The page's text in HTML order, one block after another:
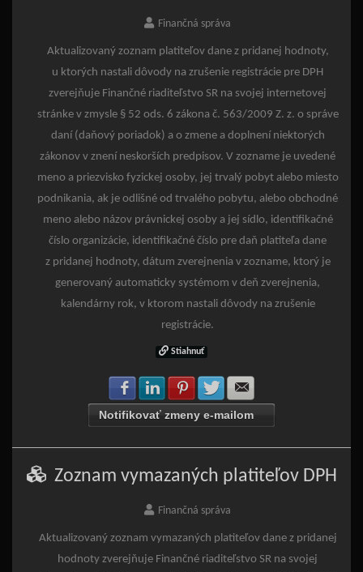
Finančná správa
Aktualizovaný zoznam platiteľov dane z pridanej hodnoty,
u ktorých nastali dôvody na zrušenie registrácie pre DPH
zverejňuje Finančné riaditeľstvo SR na svojej internetovej
stránke v zmysle § 52 ods. 6 zákona č. 563/2009 Z. z. o správe
daní (daňový poriadok) a o zmene a doplnení niektorých
zákonov v znení neskorších predpisov. V zozname je uvedené
meno a priezvisko fyzickej osoby, jej trvalý pobyt alebo miesto
podnikania, ak je odlišné od trvalého pobytu, alebo obchodné
meno alebo názov právnickej osoby a jej sídlo, identifikačné
číslo organizácie, identifikačné číslo pre daň platiteľa dane
z pridanej hodnoty, dátum zverejnenia v zozname, ktorý je
generovaný automaticky systémom v deň zverejnenia,
kalendárny rok, v ktorom nastali dôvody na zrušenie
registrácie.
Stiahnuť
Zdielať na Facebook
Zdielať na LinkedIn
Zdielať na Pinterest
Zdielať na Twitter
Notifikovať zmeny e-mailom
Zoznam vymazaných platiteľov DPH
Finančná správa
Aktualizovaný zoznam vymazaných platiteľov dane z pridanej
hodnoty zverejňuje Finančné riaditeľstvo SR na svojej